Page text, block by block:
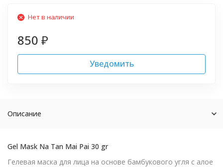
Нет в наличии
850 ₽
Уведомить
Описание
Gel Mask Na Tan Mai Pai 30 gr
Гелевая маска для лица на основе бамбукового угля с алое